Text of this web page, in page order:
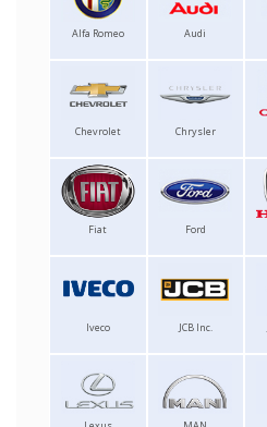
Alfa Romeo Audi
Chevrolet Chrysler
Fiat Ford
Iveco JCB Inc.